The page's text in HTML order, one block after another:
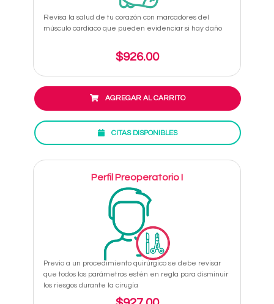
Revisa la salud de tu corazón con marcadores del
músculo cardiaco que pueden evidenciar si hay daño
$926.00
AGREGAR AL CARRITO
CITAS DISPONIBLES
Perfil Preoperatorio I
Previo a un procedimiento quirúrgico se debe revisar
que todos los parámetros estén en regla para disminuir
los riesgos durante la cirugía